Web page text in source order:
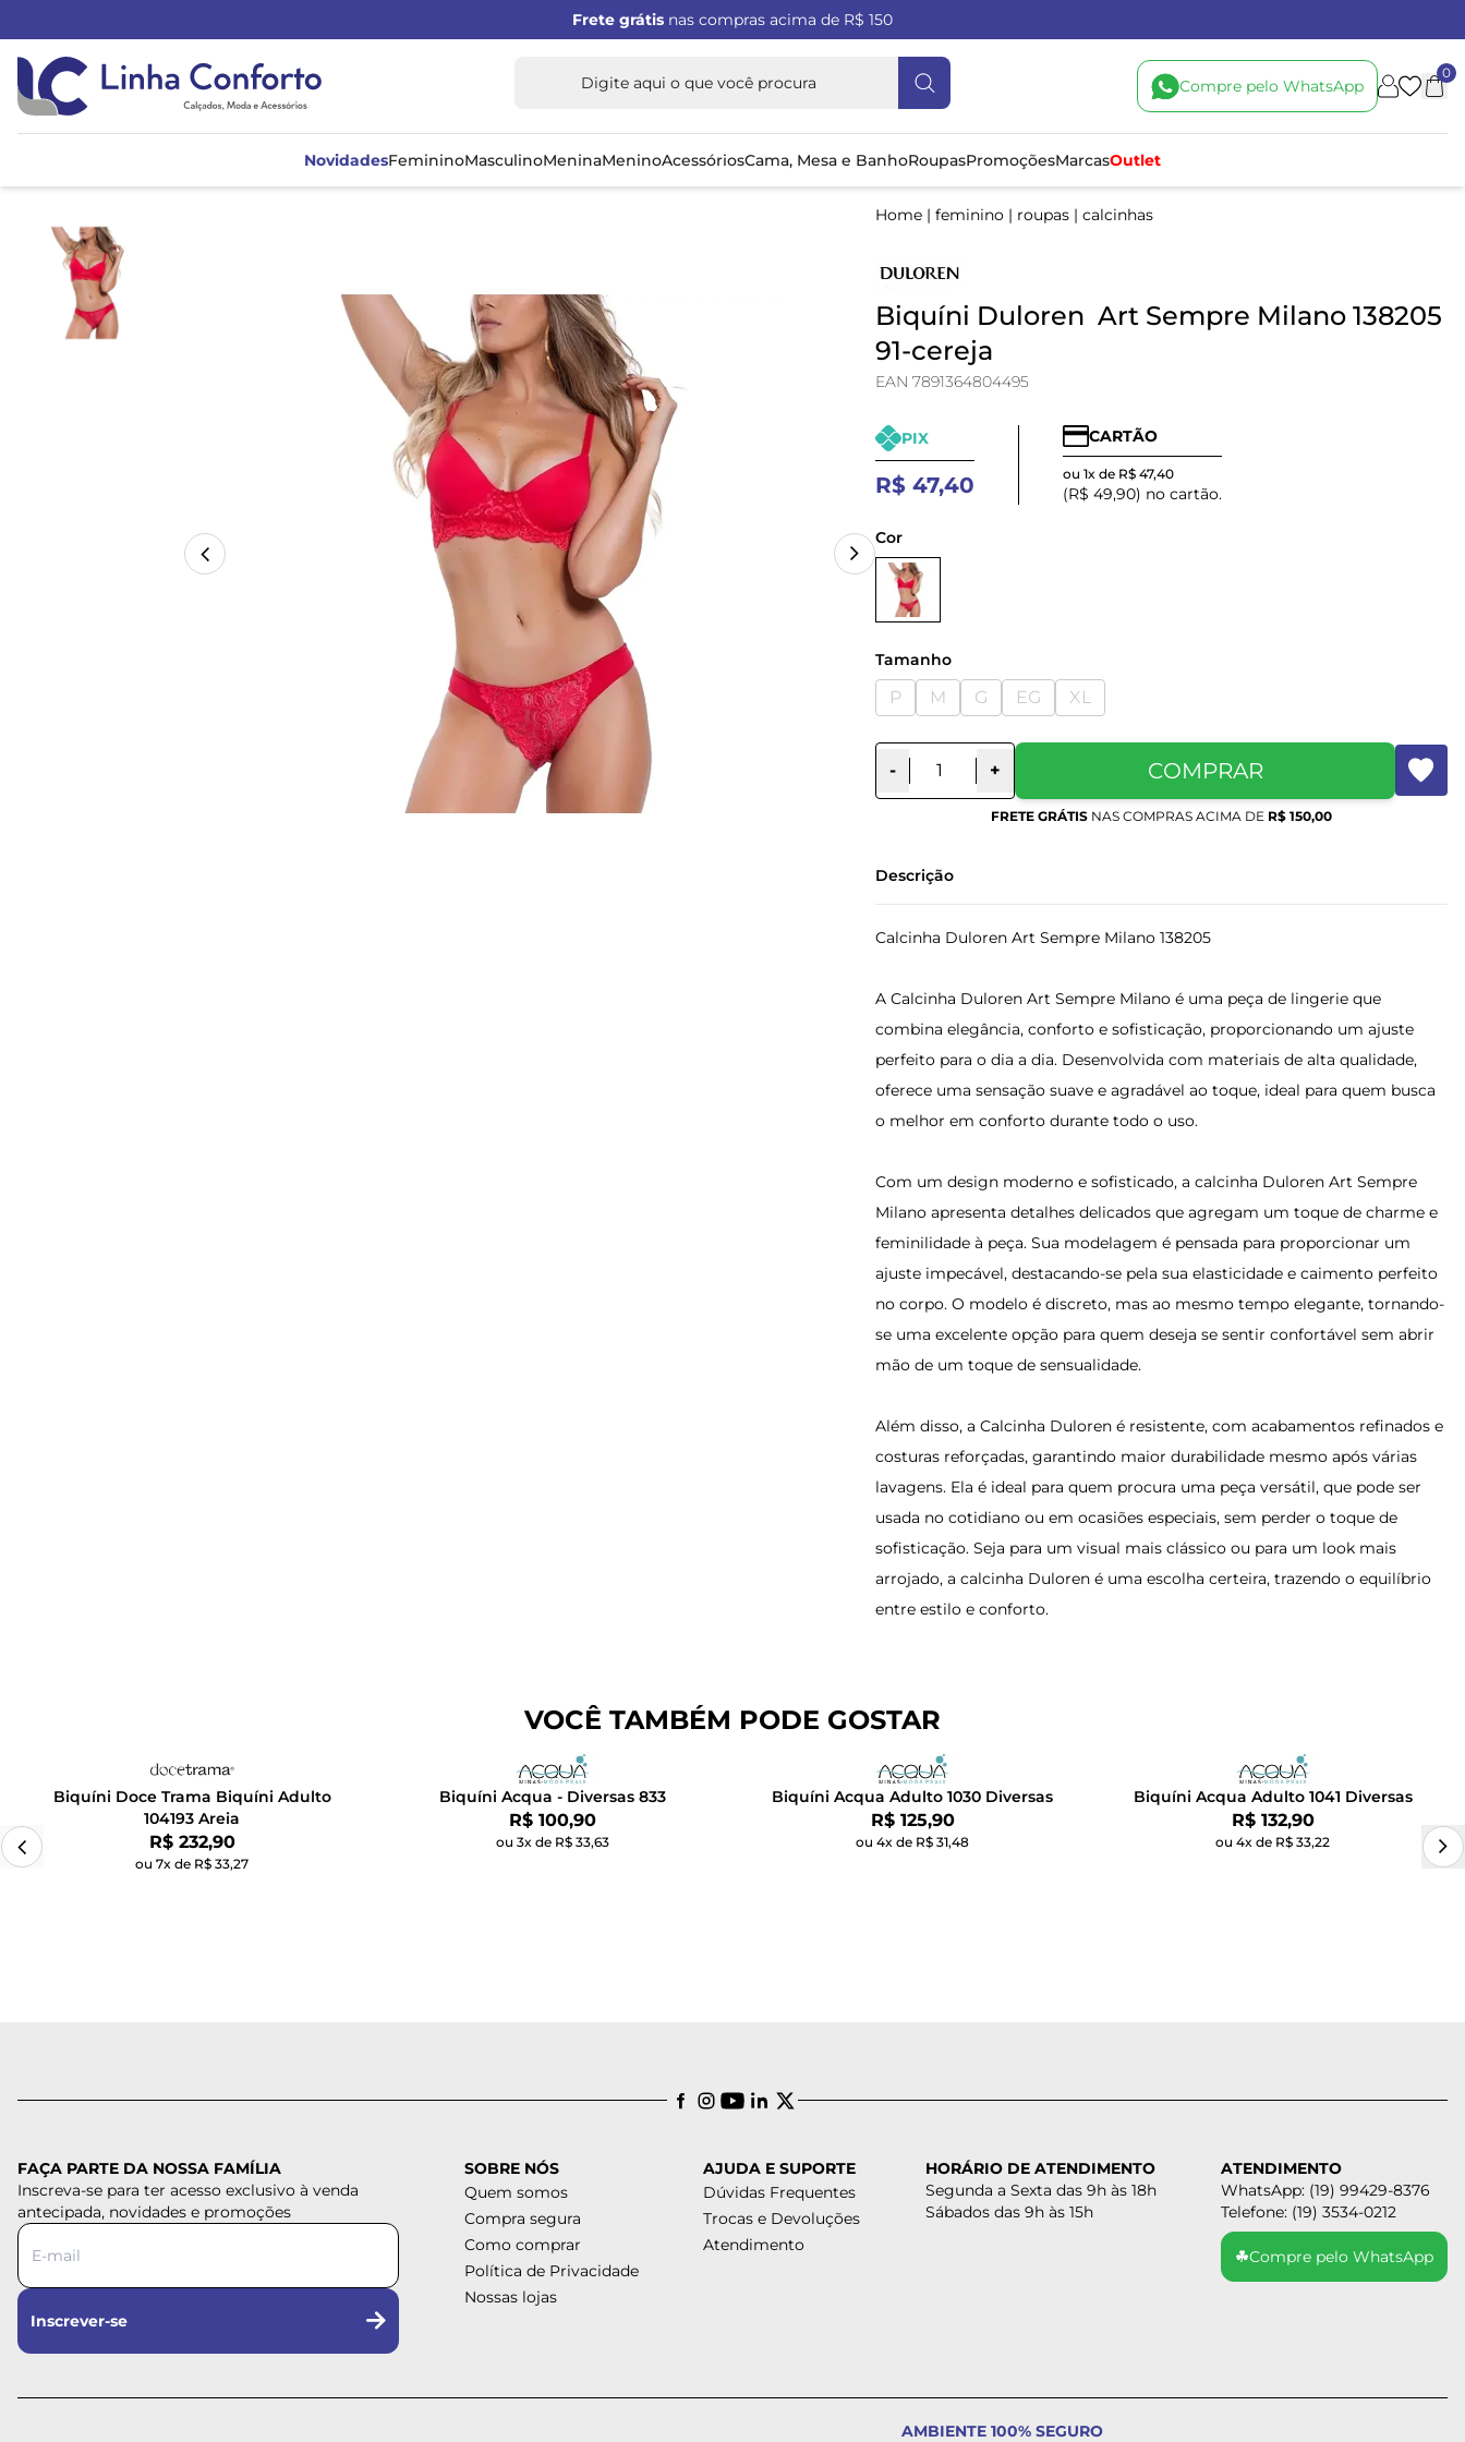
Frete grátis nas compras acima de R$ 150
Linha
Compre pelo WhatsApp
0
NovidadesFemininoMasculinoMeninaMeninoAcessóriosCama, Mesa e BanhoRoupasPromoçõesMarcasOutlet
Home |feminino | roupas |calcinhas
Biquíni Duloren Art Sempre Milano 138205
91-cereja
EAN 7891364804495
PIX
R$ 47,40
CARTÃO
ou 1x de R$ 47,40
(R$ 49,90) no cartão.
Cor
Tamanho
P M G EG XL
- + COMPRAR
FRETE GRÁTIS NAS COMPRAS ACIMA DE R$ 150,00
Descrição
Calcinha Duloren Art Sempre Milano 138205
A Calcinha Duloren Art Sempre Milano é uma peça de lingerie que
combina elegância, conforto e sofisticação, proporcionando um ajuste
perfeito para o dia a dia. Desenvolvida com materiais de alta qualidade,
oferece uma sensação suave e agradável ao toque, ideal para quem busca
o melhor em conforto durante todo o uso.
Com um design moderno e sofisticado, a calcinha Duloren Art Sempre
Milano apresenta detalhes delicados que agregam um toque de charme e
feminilidade à peça. Sua modelagem é pensada para proporcionar um
ajuste impecável, destacando-se pela sua elasticidade e caimento perfeito
no corpo. O modelo é discreto, mas ao mesmo tempo elegante, tornando-
se uma excelente opção para quem deseja se sentir confortável sem abrir
mão de um toque de sensualidade.
Além disso, a Calcinha Duloren é resistente, com acabamentos refinados e
costuras reforçadas, garantindo maior durabilidade mesmo após várias
lavagens. Ela é ideal para quem procura uma peça versátil, que pode ser
usada no cotidiano ou em ocasiões especiais, sem perder o toque de
sofisticação. Seja para um visual mais clássico ou para um look mais
arrojado, a calcinha Duloren é uma escolha certeira, trazendo o equilíbrio
entre estilo e conforto.
VOCÊ TAMBÉM PODE GOSTAR
Biquíni Doce Trama Biquíni Adulto
104193 Areia
Por:
R$ 232,90
ou 7x de R$ 33,27
Biquíni Acqua - Diversas 833
Por:
R$ 100,90
ou 3x de R$ 33,63
Biquíni Acqua Adulto 1030 Diversas
Por:
R$ 125,90
ou 4x de R$ 31,48
Biquíni Acqua Adulto 1041 Diversas
Por:
R$ 132,90
ou 4x de R$ 33,22
FAÇA PARTE DA NOSSA FAMÍLIA
Inscreva-se para ter acesso exclusivo à venda
antecipada, novidades e promoções
Inscrever-se
SOBRE NÓS
Quem somos
Compra segura
Como comprar
Política de Privacidade
Nossas lojas
AJUDA E SUPORTE
Dúvidas Frequentes
Trocas e Devoluções
Atendimento
HORÁRIO DE ATENDIMENTO
Segunda a Sexta das 9h às 18h
Sábados das 9h às 15h
ATENDIMENTO
WhatsApp: (19) 99429-8376
Telefone: (19) 3534-0212
☘Compre pelo WhatsApp
AMBIENTE 100% SEGURO